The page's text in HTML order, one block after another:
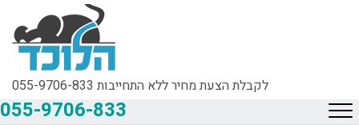
לקבלת הצעת מחיר ללא התחייבות 055-9706-833
055-9706-833